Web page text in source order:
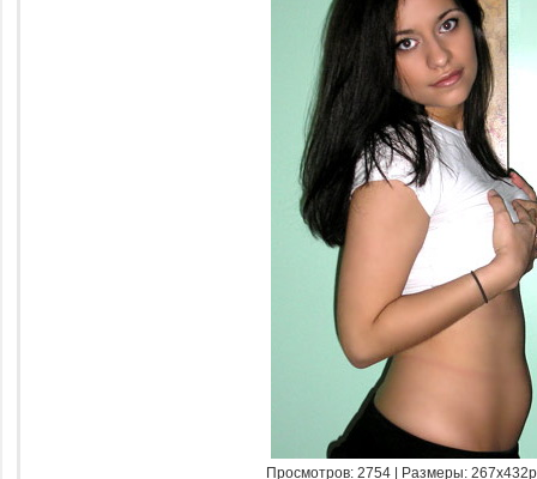
Просмотров: 2754 | Размеры: